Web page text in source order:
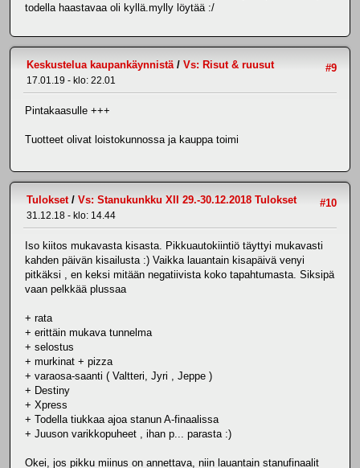
todella haastavaa oli kyllä.mylly löytää :/
#9
Keskustelua kaupankäynnistä/ Vs: Risut & ruusut
17.01.19 - klo: 22.01
Pintakaasulle +++
Tuotteet olivat loistokunnossa ja kauppa toimi
#10
Tulokset/ Vs: Stanukunkku XII 29.-30.12.2018 Tulokset
31.12.18 - klo: 14.44
Iso kiitos mukavasta kisasta. Pikkuautokiintiö täyttyi mukavasti
kahden päivän kisailusta :) Vaikka lauantain kisapäivä venyi
pitkäksi , en keksi mitään negatiivista koko tapahtumasta. Siksipä
vaan pelkkää plussaa
+ rata
+ erittäin mukava tunnelma
+ selostus
+ murkinat + pizza
+ varaosa-saanti ( Valtteri, Jyri , Jeppe )
+ Destiny
+ Xpress
+ Todella tiukkaa ajoa stanun A-finaalissa
+ Juuson varikkopuheet , ihan p... parasta :)
Okei, jos pikku miinus on annettava, niin lauantain stanufinaalit